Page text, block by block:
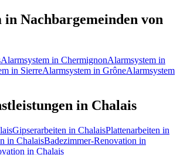
in Nachbargemeinden von
Alarmsystem in ChermignonAlarmsystem in
in SierreAlarmsystem in GrôneAlarmsystem
in Chalais
Gipserarbeiten in ChalaisPlattenarbeiten in
in ChalaisBadezimmer-Renovation in
in Chalais